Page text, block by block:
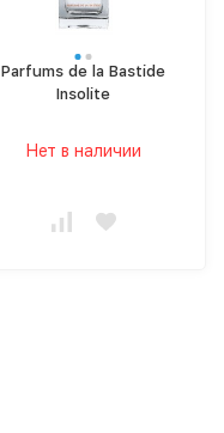
Parfums de la Bastide
Insolite
Нет в наличии